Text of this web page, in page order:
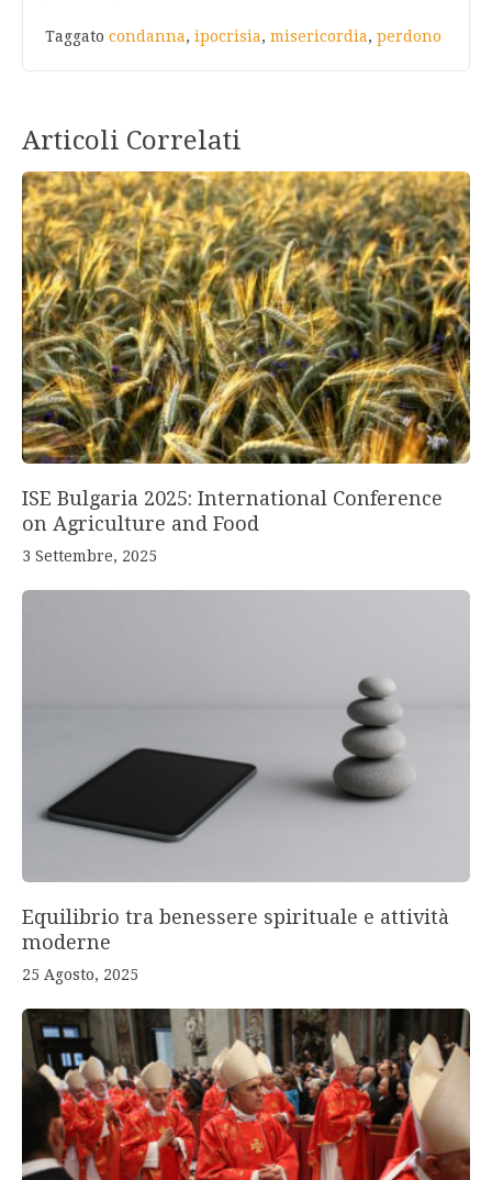
Taggato condanna, ipocrisia, misericordia, perdono
Articoli Correlati
ISE Bulgaria 2025: International Conference
on Agriculture and Food
3 Settembre, 2025
Equilibrio tra benessere spirituale e attività
moderne
25 Agosto, 2025